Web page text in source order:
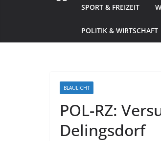
SPORT & FREIZEIT
POLITIK & WIRTSCHAFT
BLAULICHT
POL-RZ:
Delingsdorf